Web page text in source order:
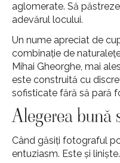
aglomerate. Să
adevărul locului.
Un nume apreciat de
combinație de
Mihai Gheorghe, mai
este construită cu
sofisticate fără să pară
Alegerea bună
Când găsiți fotograful
entuziasm. Este și